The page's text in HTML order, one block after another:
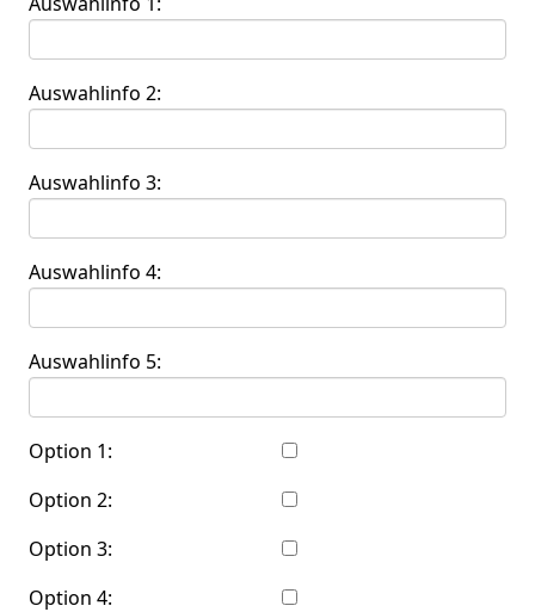
Auswahlinfo 2:
Auswahlinfo 3:
Auswahlinfo 4:
Auswahlinfo 5:
Option 1:
Option 2:
Option 3:
Option 4: